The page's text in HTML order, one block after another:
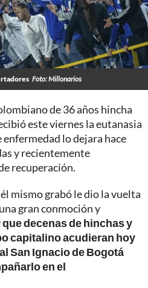
Foto: Millonarios
de 36 años hincha
este viernes la eutanasia
enfermedad lo dejara hace
y recientemente
recuperación.
mismo grabó le dio la vuelta
gran conmoción y
que decenas de hinchas y
capitalino acudieran hoy
San Ignacio de Bogotá
en el